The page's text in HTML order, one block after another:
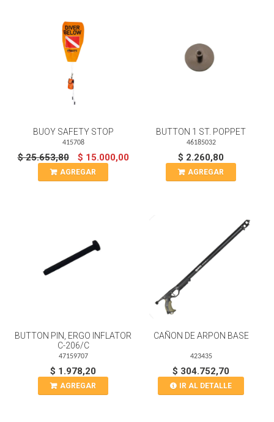
BUOY SAFETY STOP
415708
$ 25.653,80 $ 15.000,00
AGREGAR
BUTTON 1 ST. POPPET
46185032
$ 2.260,80
AGREGAR
BUTTON PIN, ERGO INFLATOR
C-206/C
47159707
$ 1.978,20
AGREGAR
CAÑON DE ARPON BASE
423435
$ 304.752,70
IR AL DETALLE